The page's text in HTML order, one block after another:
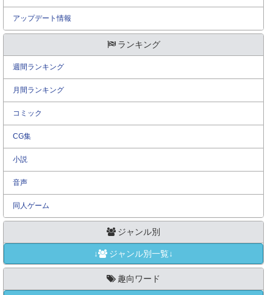
アップデート情報
ランキング
週間ランキング
月間ランキング
コミック
CG集
小説
音声
同人ゲーム
ジャンル別
↓ ジャンル別一覧↓
趣向ワード